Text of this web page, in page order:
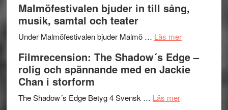
terräng
på
Endre,
Roland
Pöntinen
Malmöfestivalen bjuder in till sång,
musik, samtal och teater
Under Malmöfestivalen bjuder Malmö … Läs merom
bjuder
in
Filmrecension: The Shadow´s Edge –
rolig och spännande med en Jackie
Chan i storform
The Shadow´s Edge Betyg 4 Svensk … Läs merom